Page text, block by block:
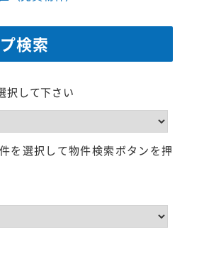
検索
択して下さい
を選択して物件検索ボタンを押